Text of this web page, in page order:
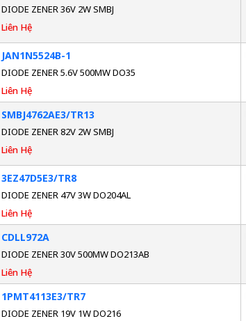
DIODE ZENER 36V 2W SMBJ
Liên Hệ
JAN1N5524B-1
DIODE ZENER 5.6V 500MW DO35
Liên Hệ
SMBJ4762AE3/TR13
DIODE ZENER 82V 2W SMBJ
Liên Hệ
3EZ47D5E3/TR8
DIODE ZENER 47V 3W DO204AL
Liên Hệ
CDLL972A
DIODE ZENER 30V 500MW DO213AB
Liên Hệ
1PMT4113E3/TR7
DIODE ZENER 19V 1W DO216